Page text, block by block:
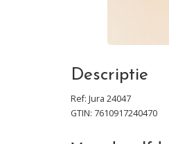
Descriptie
Ref: Jura 24047
GTIN: 7610917240470